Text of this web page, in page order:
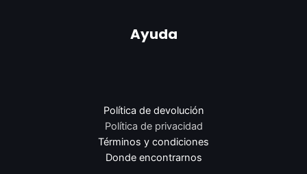
Ayuda
Política de devolución
Política de privacidad
Términos y condiciones
Donde encontrarnos